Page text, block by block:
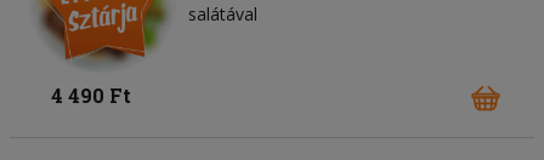
salátával
4 490 Ft